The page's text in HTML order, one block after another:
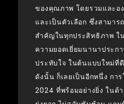
ของคุณภาพ โดยรวมและอ
และเป็นตัวเลือก ซึ่งสามาร
สำคัญในทุกประสิทธิภาพ ใ
ความยอดเยี่ยมนานาประก
ประทับใจ ในต้นแบบใหม่ที่ดี
ดังนั้น ก็เลยเป็นอีกหนึ่ง กา
2024 ที่พร้อมอย่างยิ่ง ในด้